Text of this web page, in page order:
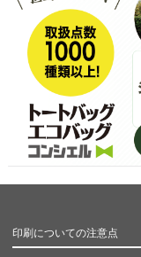
印刷についての注意点